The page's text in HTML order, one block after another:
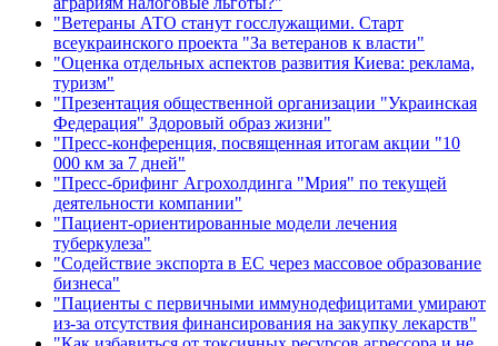
"Ветераны АТО станут госслужащими. Старт
всеукраинского проекта "За ветеранов к власти"
"Оценка отдельных аспектов развития Киева: реклама,
туризм"
"Презентация общественной организации "Украинская
Федерация" Здоровый образ жизни"
"Пресс-конференция, посвященная итогам акции "10
000 км за 7 дней"
"Пресс-брифинг Агрохолдинга "Мрия" по текущей
деятельности компании"
"Пациент-ориентированные модели лечения
туберкулеза"
"Содействие экспорта в ЕС через массовое образование
бизнеса"
"Пациенты с первичными иммунодефицитами умирают
из-за отсутствия финансирования на закупку лекарств"